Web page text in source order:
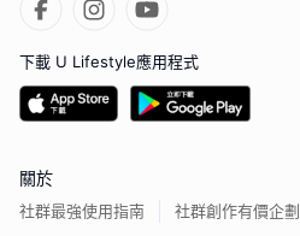
下載 U Lifestyle應用程式
關於
社群最強使用指南
社群創作有價企劃